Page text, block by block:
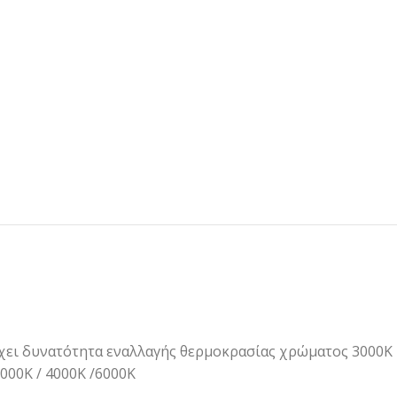
δυνατότητα εναλλαγής θερμοκρασίας χρώματος 3000K
/ 4000Κ /6000K